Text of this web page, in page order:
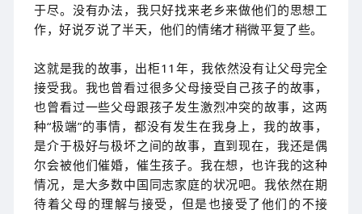
于尽。没有办法，我只好找来老乡来做他们的思想工
作，好说歹说了半天，他们的情绪才稍微平复了些。
这就是我的故事，出柜11年，我依然没有让父母完全
接受我。我也曾看过很多父母接受自己孩子的故事，
也曾看过一些父母跟孩子发生激烈冲突的故事，这两
种“极端”的事情，都没有发生在我身上，我的故事，
是介于极好与极坏之间的故事，直到现在，我还是偶
尔会被他们催婚，催生孩子。我在想，也许我的这种
情况，是大多数中国同志家庭的状况吧。我依然在期
待着父母的理解与接受，但是也接受了他们的不接